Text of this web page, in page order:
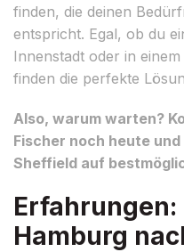
finden, die deinen
entspricht. Egal, ob du
Innenstadt oder in
finden die perfekte
Also, warum warten?
Fischer noch heute
Sheffield auf
Erfahrungen:
Hamburg